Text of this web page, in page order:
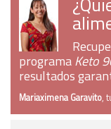
programaKeto
resultados
Mariaximena Garavito,